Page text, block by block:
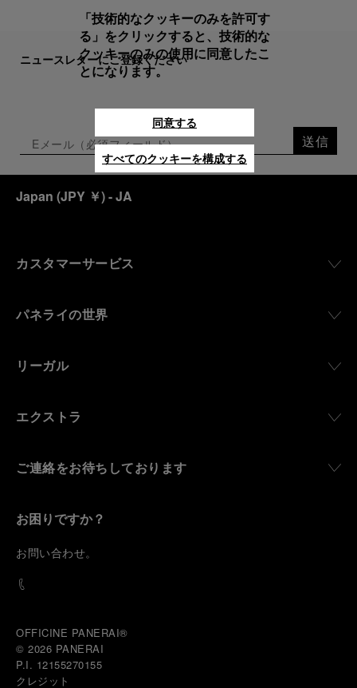
ニュースレターにご登録ください
送信
Japan (JPY ￥)- JA
カスタマーサービス
パネライの世界
リーガル
エクストラ
ご連絡をお待ちしております
お困りですか？
お問い合わせ。
OFFICINE PANERAI®
© 2026 PANERAI
P.I. 12155270155
クレジット
「技術的なクッキーのみを許可す
る」をクリックすると、技術的な
クッキーのみの使用に同意したこ
とになります。
同意する
すべてのクッキーを構成する